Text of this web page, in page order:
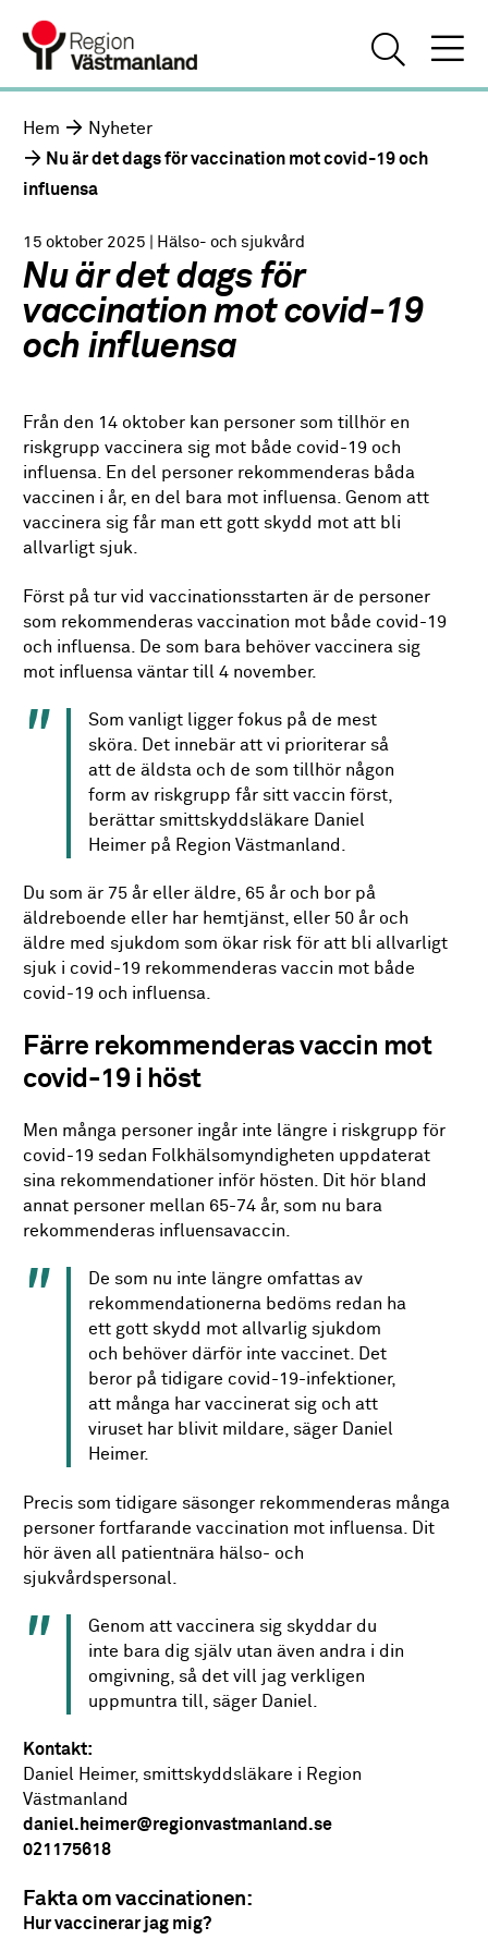
Hem
Nyheter
Nu är det dags för vaccination mot covid-19 och
influensa
15 oktober 2025 | Hälso- och sjukvård
Nu är det dags för
vaccination mot covid-19
och influensa
Från den 14 oktober kan personer som tillhör en
riskgrupp vaccinera sig mot både covid-19 och
influensa. En del personer rekommenderas båda
vaccinen i år, en del bara mot influensa. Genom att
vaccinera sig får man ett gott skydd mot att bli
allvarligt sjuk.
Först på tur vid vaccinationsstarten är de personer
som rekommenderas vaccination mot både covid-19
och influensa. De som bara behöver vaccinera sig
mot influensa väntar till 4 november.
Som vanligt ligger fokus på de mest
sköra. Det innebär att vi prioriterar så
att de äldsta och de som tillhör någon
form av riskgrupp får sitt vaccin först,
berättar smittskyddsläkare Daniel
Heimer på Region Västmanland.
Du som är 75 år eller äldre, 65 år och bor på
äldreboende eller har hemtjänst, eller 50 år och
äldre med sjukdom som ökar risk för att bli allvarligt
sjuk i covid-19 rekommenderas vaccin mot både
covid-19 och influensa.
Färre rekommenderas vaccin mot
covid-19 i höst
Men många personer ingår inte längre i riskgrupp för
covid-19 sedan Folkhälsomyndigheten uppdaterat
sina rekommendationer inför hösten. Dit hör bland
annat personer mellan 65-74 år, som nu bara
rekommenderas influensavaccin.
De som nu inte längre omfattas av
rekommendationerna bedöms redan ha
ett gott skydd mot allvarlig sjukdom
och behöver därför inte vaccinet. Det
beror på tidigare covid-19-infektioner,
att många har vaccinerat sig och att
viruset har blivit mildare, säger Daniel
Heimer.
Precis som tidigare säsonger rekommenderas många
personer fortfarande vaccination mot influensa. Dit
hör även all patientnära hälso- och
sjukvårdspersonal.
Genom att vaccinera sig skyddar du
inte bara dig själv utan även andra i din
omgivning, så det vill jag verkligen
uppmuntra till, säger Daniel.
Kontakt:
Daniel Heimer, smittskyddsläkare i Region
Västmanland
daniel.heimer@regionvastmanland.se
021175618
Fakta om vaccinationen:
Hur vaccinerar jag mig?